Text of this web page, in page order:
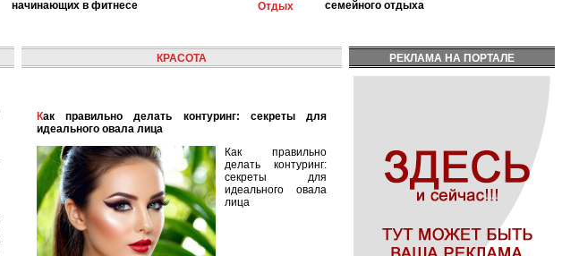
начинающих в фитнесе
Отдых
семейного отдыха
КРАСОТА
Как правильно делать контуринг: секреты для
идеального овала лица
Как правильно
делать контуринг:
секреты для
идеального овала
лица
РЕКЛАМА НА ПОРТАЛЕ